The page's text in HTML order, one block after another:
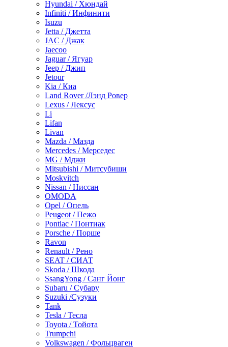
Hyundai / Хюндай
Infiniti / Инфинити
Isuzu
Jetta / Джетта
JAC / Джак
Jaecoo
Jaguar / Ягуар
Jeep / Джип
Jetour
Kia / Киа
Land Rover /Лэнд Ровер
Lexus / Лексус
Li
Lifan
Livan
Mazda / Мазда
Mercedes / Мерседес
MG / Мджи
Mitsubishi / Митсубиши
Moskvitch
Nissan / Ниссан
OMODA
Opel / Опель
Peugeot / Пежо
Pontiac / Понтиак
Porsche / Порше
Ravon
Renault / Рено
SEAT / СИАТ
Skoda / Шкода
SsangYong / Санг Йонг
Subaru / Субару
Suzuki /Сузуки
Tank
Tesla / Тесла
Toyota / Тойота
Trumpchi
Volkswagen / Фольцваген